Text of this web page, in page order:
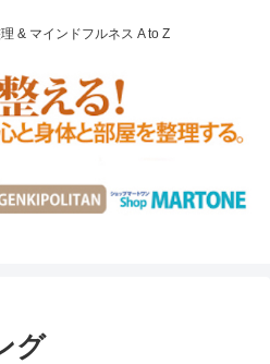
& マインドフルネス A to Z
グ